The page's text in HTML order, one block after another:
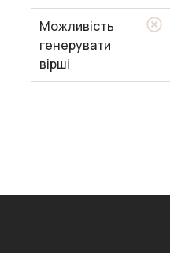
Можливість
генерувати
вірші